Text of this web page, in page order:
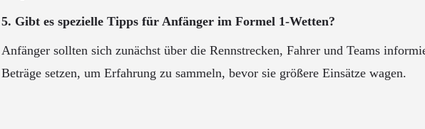
5. Gibt es spezielle Tipps für Anfänger im Formel 1-Wetten?
Anfänger sollten sich zunächst über die Rennstrecken, Fahrer und Teams
Beträge setzen, um Erfahrung zu sammeln, bevor sie größere Einsätze wagen.